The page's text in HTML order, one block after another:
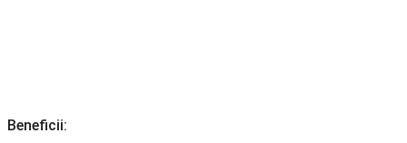
Beneficii: